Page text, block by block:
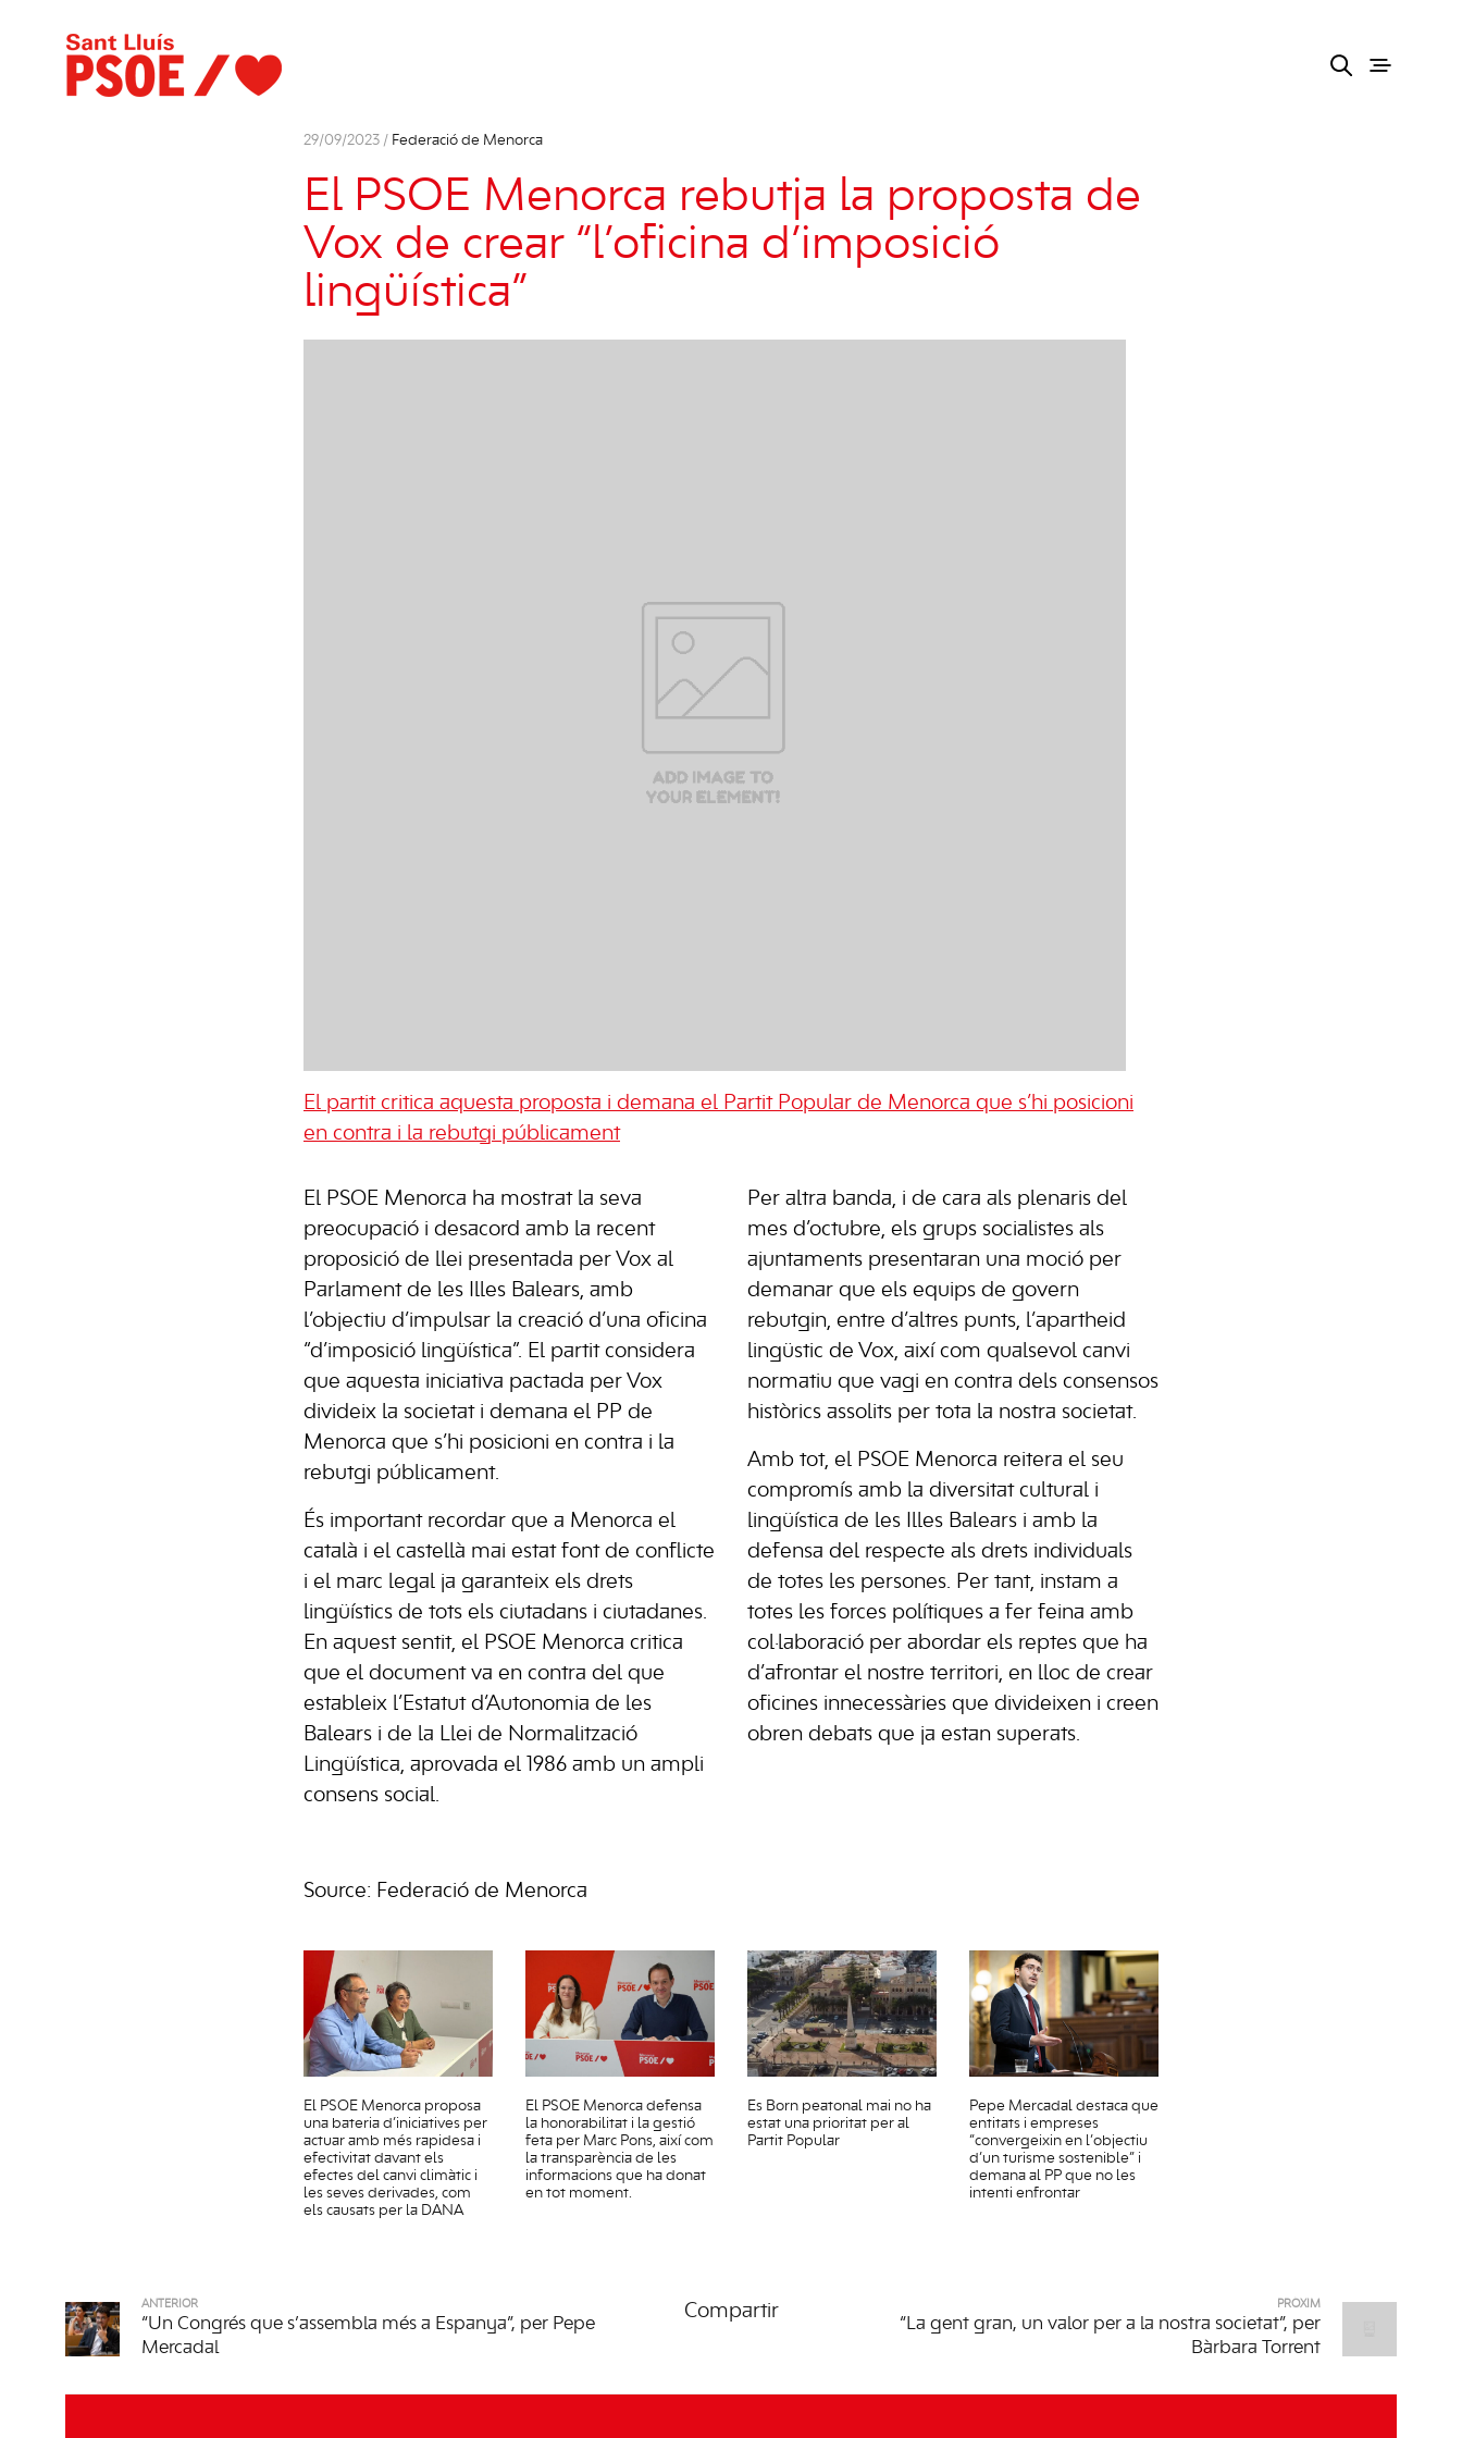
29/09/2023 / Federació de Menorca
El PSOE Menorca rebutja la proposta de
Vox de crear “l’oficina d’imposició
lingüística”
El partit critica aquesta proposta i demana el Partit Popular de Menorca que s’hi posicioni
en contra i la rebutgi públicament
El PSOE Menorca ha mostrat la seva
preocupació i desacord amb la recent
proposició de llei presentada per Vox al
Parlament de les Illes Balears, amb
l’objectiu d’impulsar la creació d’una oficina
“d’imposició lingüística”. El partit considera
que aquesta iniciativa pactada per Vox
divideix la societat i demana el PP de
Menorca que s’hi posicioni en contra i la
rebutgi públicament.
És important recordar que a Menorca el
català i el castellà mai estat font de conflicte
i el marc legal ja garanteix els drets
lingüístics de tots els ciutadans i ciutadanes.
En aquest sentit, el PSOE Menorca critica
que el document va en contra del que
estableix l’Estatut d’Autonomia de les
Balears i de la Llei de Normalització
Lingüística, aprovada el 1986 amb un ampli
consens social.
Per altra banda, i de cara als plenaris del
mes d’octubre, els grups socialistes als
ajuntaments presentaran una moció per
demanar que els equips de govern
rebutgin, entre d’altres punts, l’apartheid
lingüstic de Vox, així com qualsevol canvi
normatiu que vagi en contra dels consensos
històrics assolits per tota la nostra societat.
Amb tot, el PSOE Menorca reitera el seu
compromís amb la diversitat cultural i
lingüística de les Illes Balears i amb la
defensa del respecte als drets individuals
de totes les persones. Per tant, instam a
totes les forces polítiques a fer feina amb
col·laboració per abordar els reptes que ha
d’afrontar el nostre territori, en lloc de crear
oficines innecessàries que divideixen i creen
obren debats que ja estan superats.
Source: Federació de Menorca
El PSOE Menorca proposa
una bateria d’iniciatives per
actuar amb més rapidesa i
efectivitat davant els
efectes del canvi climàtic i
les seves derivades, com
els causats per la DANA
El PSOE Menorca defensa
la honorabilitat i la gestió
feta per Marc Pons, així com
la transparència de les
informacions que ha donat
en tot moment.
Es Born peatonal mai no ha
estat una prioritat per al
Partit Popular
Pepe Mercadal destaca que
entitats i empreses
“convergeixin en l’objectiu
d’un turisme sostenible” i
demana al PP que no les
intenti enfrontar
ANTERIOR
“Un Congrés que s’assembla més a Espanya”, per Pepe
Mercadal
Compartir PRÒXIM
“La gent gran, un valor per a la nostra societat”, per
Bàrbara Torrent